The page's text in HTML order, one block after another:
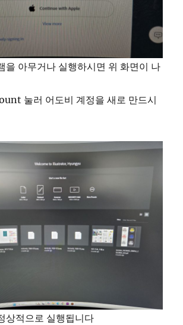
을 아무거나 실행하시면 위 화면이 나
눌러 어도비 계정을 새로 만드시
상적으로 실행됩니다